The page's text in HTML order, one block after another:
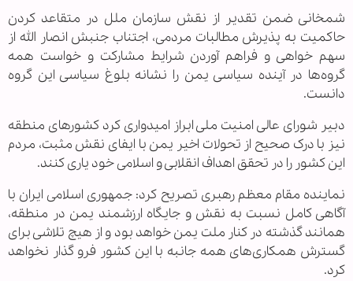
شمخانی ضمن تقدیر از نقش سازمان ملل در متقاعد کردن
حاکمیت به پذیرش مطالبات مردمی، اجتناب جنبش انصار الله از
سهم خواهی و فراهم آوردن شرایط مشارکت و خواست همه
گروه‌ها در آینده سیاسی یمن را نشانه بلوغ سیاسی این گروه
دانست.
دبیر شورای عالی امنیت ملی ابراز امیدواری کرد کشورهای منطقه
نیز با درک صحیح از تحولات اخیر یمن با ایفای نقش مثبت، مردم
این کشور را در تحقق اهداف انقلابی و اسلامی خود یاری کنند.
نماینده مقام معظم رهبری تصریح کرد: جمهوری اسلامی ایران با
آگاهی کامل نسبت به نقش و جایگاه ارزشمند یمن در منطقه،
همانند گذشته در کنار ملت یمن خواهد بود و از هیچ تلاشی برای
گسترش همکاری‌های همه جانبه با این کشور فرو گذار نخواهد
کرد.